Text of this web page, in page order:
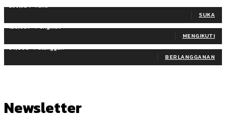
255,324 Fans
SUKA
128,657 Pengikut
MENGIKUTI
97,058 Pelanggan
BERLANGGANAN
Newsletter